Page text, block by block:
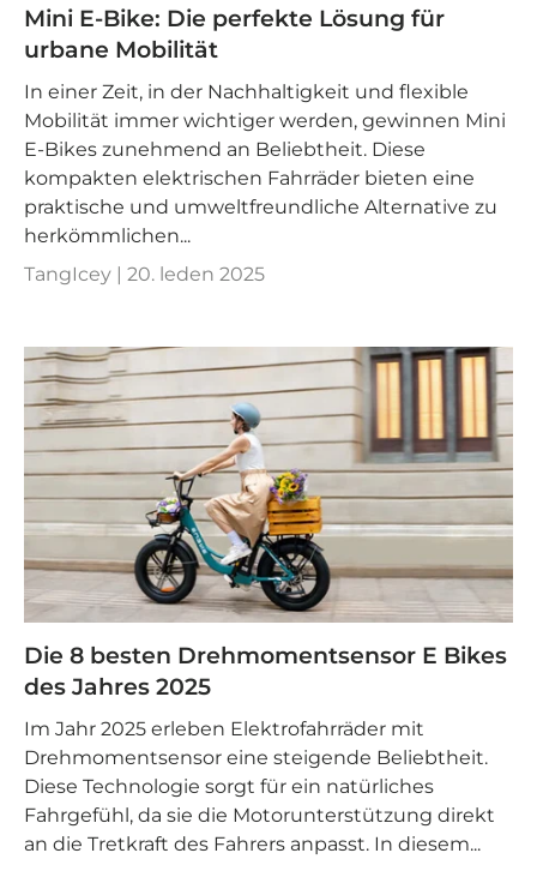
Mini E-Bike: Die perfekte Lösung für
urbane Mobilität
In einer Zeit, in der Nachhaltigkeit und flexible
Mobilität immer wichtiger werden, gewinnen Mini
E-Bikes zunehmend an Beliebtheit. Diese
kompakten elektrischen Fahrräder bieten eine
praktische und umweltfreundliche Alternative zu
herkömmlichen...
TangIcey | 20. leden 2025
Die 8 besten Drehmomentsensor E Bikes
des Jahres 2025
Im Jahr 2025 erleben Elektrofahrräder mit
Drehmomentsensor eine steigende Beliebtheit.
Diese Technologie sorgt für ein natürliches
Fahrgefühl, da sie die Motorunterstützung direkt
an die Tretkraft des Fahrers anpasst. In diesem...